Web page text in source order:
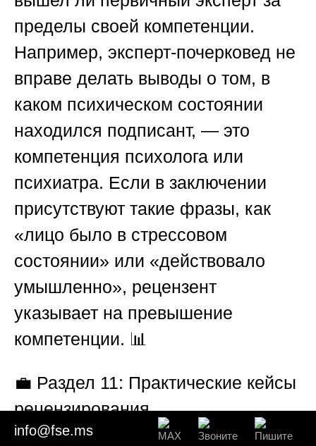
пределы своей компетенции.
Например, эксперт-почерковед не
вправе делать выводы о том, в
каком психическом состоянии
находился подписант, — это
компетенция психолога или
психиатра. Если в заключении
присутствуют такие фразы, как
«лицо было в стрессовом
состоянии» или «действовало
умышленно», рецензент
указывает на превышение
компетенции. 📊
💼 Раздел 11: Практические кейсы
рецензирования
почерковедческих заключений
info@fse.ms